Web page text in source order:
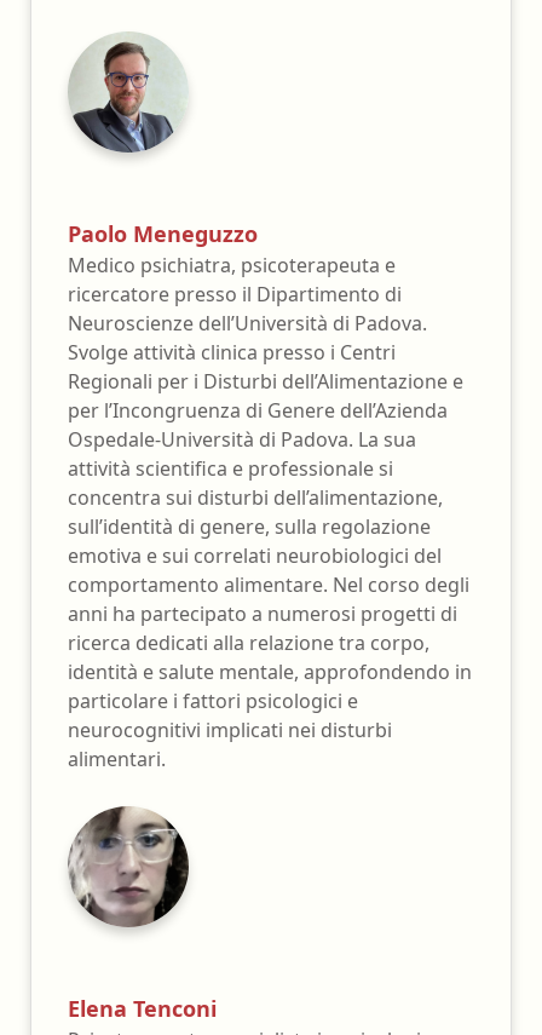
Paolo Meneguzzo
Medico psichiatra, psicoterapeuta e
ricercatore presso il Dipartimento di
Neuroscienze dell’Università di Padova.
Svolge attività clinica presso i Centri
Regionali per i Disturbi dell’Alimentazione e
per l’Incongruenza di Genere dell’Azienda
Ospedale-Università di Padova. La sua
attività scientifica e professionale si
concentra sui disturbi dell’alimentazione,
sull’identità di genere, sulla regolazione
emotiva e sui correlati neurobiologici del
comportamento alimentare. Nel corso degli
anni ha partecipato a numerosi progetti di
ricerca dedicati alla relazione tra corpo,
identità e salute mentale, approfondendo in
particolare i fattori psicologici e
neurocognitivi implicati nei disturbi
alimentari.
Elena Tenconi